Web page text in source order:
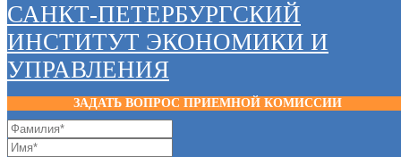
САНКТ-ПЕТЕРБУРГСКИЙ
ИНСТИТУТ ЭКОНОМИКИ И
УПРАВЛЕНИЯ
ЗАДАТЬ ВОПРОС ПРИЕМНОЙ КОМИССИИ